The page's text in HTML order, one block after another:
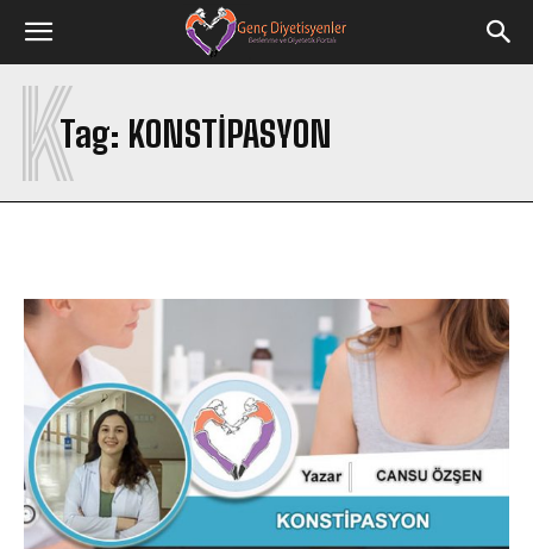
Tag: KONSTIPASYON
K